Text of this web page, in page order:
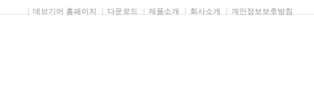
데브기어 홈페이지 다운로드 제품소개 회사소개 개인정보보호방침